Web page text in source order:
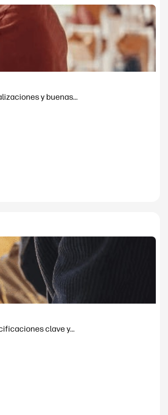
y buenas...
clave y...